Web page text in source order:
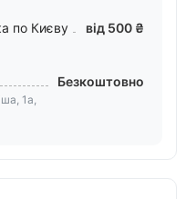
по Києву від 500 ₴
1а,
Безкоштовно